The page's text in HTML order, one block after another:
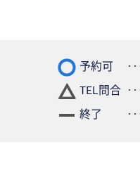
予約可
TEL問合
終了